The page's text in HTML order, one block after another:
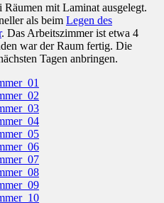
mit Laminat ausgelegt.
als beim Legen des
. Das Arbeitszimmer ist etwa 4
war der Raum fertig. Die
Tagen anbringen.